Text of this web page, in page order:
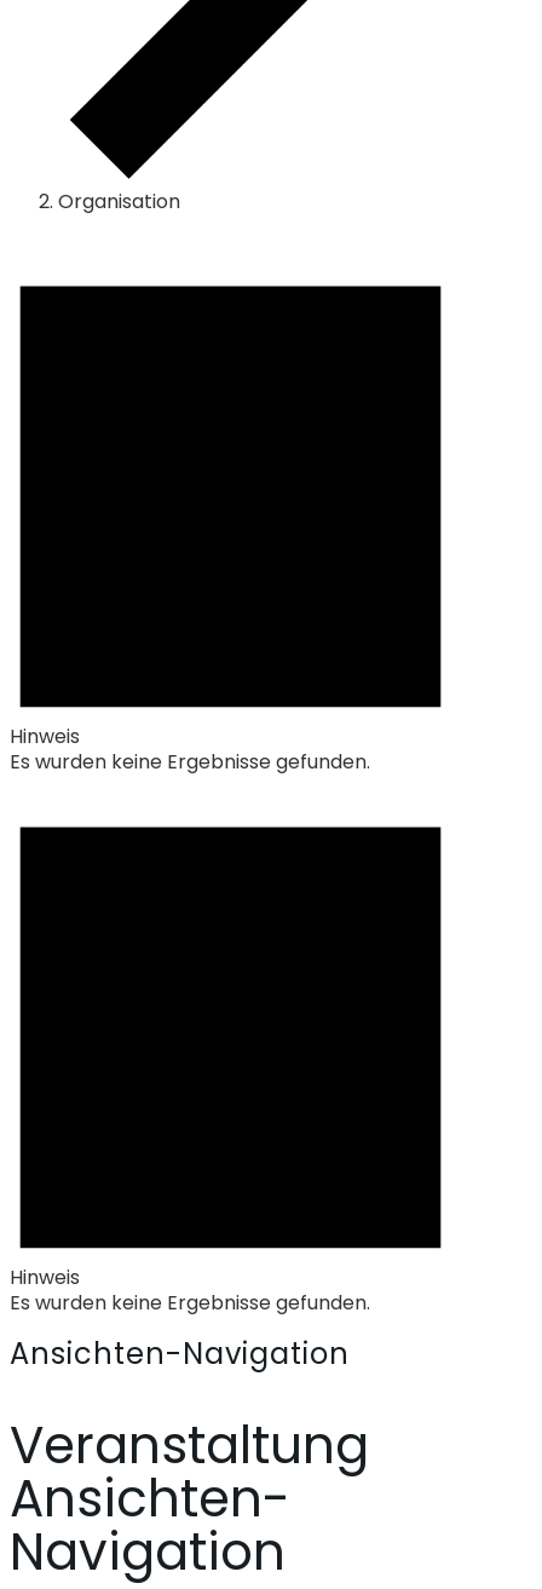
Organisation
Hinweis
Es wurden keine Ergebnisse gefunden.
Hinweis
Es wurden keine Ergebnisse gefunden.
Ansichten-Navigation
Veranstaltung
Ansichten-
Navigation